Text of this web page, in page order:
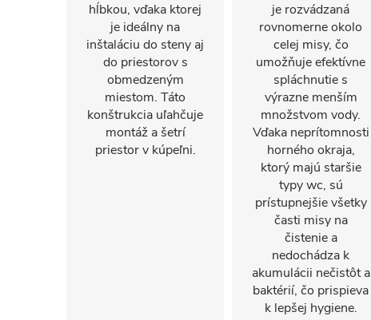
hĺbkou, vďaka ktorej
je ideálny na
inštaláciu do steny aj
do priestorov s
obmedzeným
miestom. Táto
konštrukcia uľahčuje
montáž a šetrí
priestor v kúpeľni.
je rozvádzaná
rovnomerne okolo
celej misy, čo
umožňuje efektívne
spláchnutie s
výrazne menším
množstvom vody.
Vďaka neprítomnosti
horného okraja,
ktorý majú staršie
typy wc, sú
prístupnejšie všetky
časti misy na
čistenie a
nedochádza k
akumulácii nečistôt a
baktérií, čo prispieva
k lepšej hygiene.